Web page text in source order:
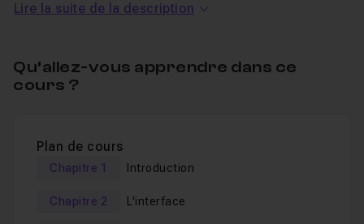
recoloration vectorielle, styles, textures et
Manipuler l’outil
pour créer du lettrage
stylisé et des visuels typographiques inédits,
générative…),
Intégrer Firefly dansPhotoshop
Lire la suite de la description
Qu’allez-vous apprendre dans ce
cours ?
Plan de cours
Chapitre 1 Introduction
Chapitre 2 L'interface